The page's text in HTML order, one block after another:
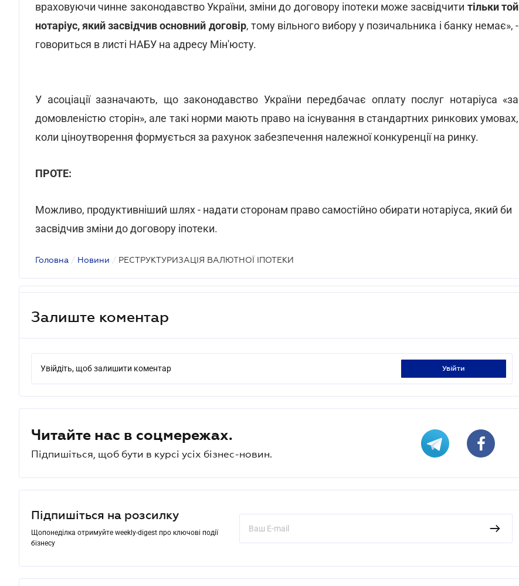
враховуючи чинне законодавство України, зміни до договору іпотеки може засвідчити тільки той
нотаріус, який засвідчив основний договір, тому вільного вибору у позичальника і банку немає», -
говориться в листі НАБУ на адресу Мін'юсту.
У асоціації зазначають, що законодавство України передбачає оплату послуг нотаріуса «за
домовленістю сторін», але такі норми мають право на існування в стандартних ринкових умовах,
коли ціноутворення формується за рахунок забезпечення належної конкуренції на ринку.
ПРОТЕ:
Можливо, продуктивніший шлях - надати сторонам право самостійно обирати нотаріуса, який би
засвідчив зміни до договору іпотеки.
Головна / Новини / РЕСТРУКТУРИЗАЦІЯ ВАЛЮТНОЇ ІПОТЕКИ
Залиште коментар
Увійдіть, щоб залишити коментар увійти
Читайте нас в соцмережах.
Підпишіться, щоб бути в курсі усіх бізнес-новин.
Підпишіться на розсилку
Щопонеділка отримуйте weekly-digest про ключові події
бізнесу